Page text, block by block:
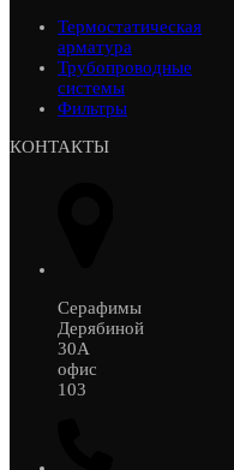
Термостатическая
арматура
Трубопроводные
системы
Фильтры
КОНТАКТЫ
Серафимы
Дерябиной
30А
офис
103